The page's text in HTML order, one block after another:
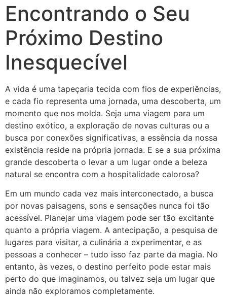
Encontrando o Seu
Próximo Destino
Inesquecível
A vida é uma tapeçaria tecida com fios de experiências,
e cada fio representa uma jornada, uma descoberta, um
momento que nos molda. Seja uma viagem para um
destino exótico, a exploração de novas culturas ou a
busca por conexões significativas, a essência da nossa
existência reside na própria jornada. E se a sua próxima
grande descoberta o levar a um lugar onde a beleza
natural se encontra com a hospitalidade calorosa?
Em um mundo cada vez mais interconectado, a busca
por novas paisagens, sons e sensações nunca foi tão
acessível. Planejar uma viagem pode ser tão excitante
quanto a própria viagem. A antecipação, a pesquisa de
lugares para visitar, a culinária a experimentar, e as
pessoas a conhecer – tudo isso faz parte da magia. No
entanto, às vezes, o destino perfeito pode estar mais
perto do que imaginamos, ou talvez seja um lugar que
ainda não exploramos completamente.